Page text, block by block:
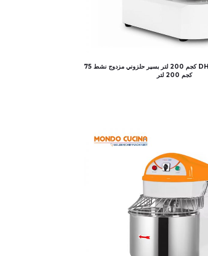
خلاط العجين DH200 75 كجم 200 لتر بسير حلزوني مزدوج نشط 75
كجم 200 لتر